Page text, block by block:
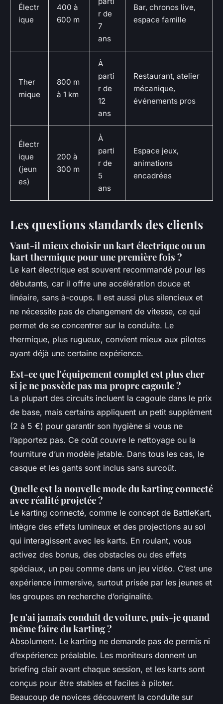
Électr
ique
400 à
600 m
r de
7
ans
Bar, chronos live,
espace famille
Ther
mique
800 m
à 1 km
À
parti
r de
12
ans
Restaurant, atelier
mécanique,
événements pros
Électr
ique
(jeun
es)
200 à
300 m
À
parti
r de
5
ans
Espace jeux,
animations
encadrées
Les questions standards des clients
Vaut-il mieux choisir un kart électrique ou un
kart thermique pour une première fois ?
Le kart électrique est souvent recommandé pour les
débutants, car il offre une accélération douce et
linéaire, sans à-coups. Il est aussi plus silencieux et
ne nécessite pas de changement de vitesse, ce qui
permet de se concentrer sur la conduite. Le
thermique, plus rugueux, convient mieux aux pilotes
ayant déjà une certaine expérience.
Est-ce que l'équipement complet est plus cher
si je ne possède pas ma propre cagoule ?
La plupart des circuits incluent la cagoule dans le prix
de base, mais certains appliquent un petit supplément
(2 à 5 €) pour garantir son hygiène si vous ne
l’apportez pas. Ce coût couvre le nettoyage ou la
fourniture d’un modèle jetable. Dans tous les cas, le
casque et les gants sont inclus sans surcoût.
Quelle est la nouvelle mode du karting connecté
avec réalité projetée ?
Le karting connecté, comme le concept de BattleKart,
intègre des effets lumineux et des projections au sol
qui interagissent avec les karts. En roulant, vous
activez des bonus, des obstacles ou des effets
spéciaux, un peu comme dans un jeu vidéo. C’est une
expérience immersive, surtout prisée par les jeunes et
les groupes en recherche d’originalité.
Je n'ai jamais conduit de voiture, puis-je quand
même faire du karting ?
Absolument. Le karting ne demande pas de permis ni
d’expérience préalable. Les moniteurs donnent un
briefing clair avant chaque session, et les karts sont
conçus pour être stables et faciles à piloter.
Beaucoup de novices découvrent la conduite sur